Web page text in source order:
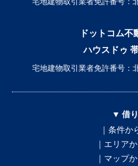
ドットコム
ハウスドゥ
宅地建物取引業者免許番号：
▼ 借
｜条件か
｜エリア
｜マップ